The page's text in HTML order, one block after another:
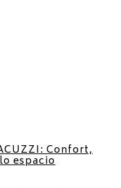
Confort,
espacio